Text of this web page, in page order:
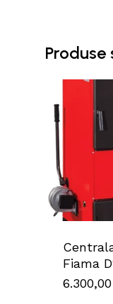
Produse
Fiama
6.300,00